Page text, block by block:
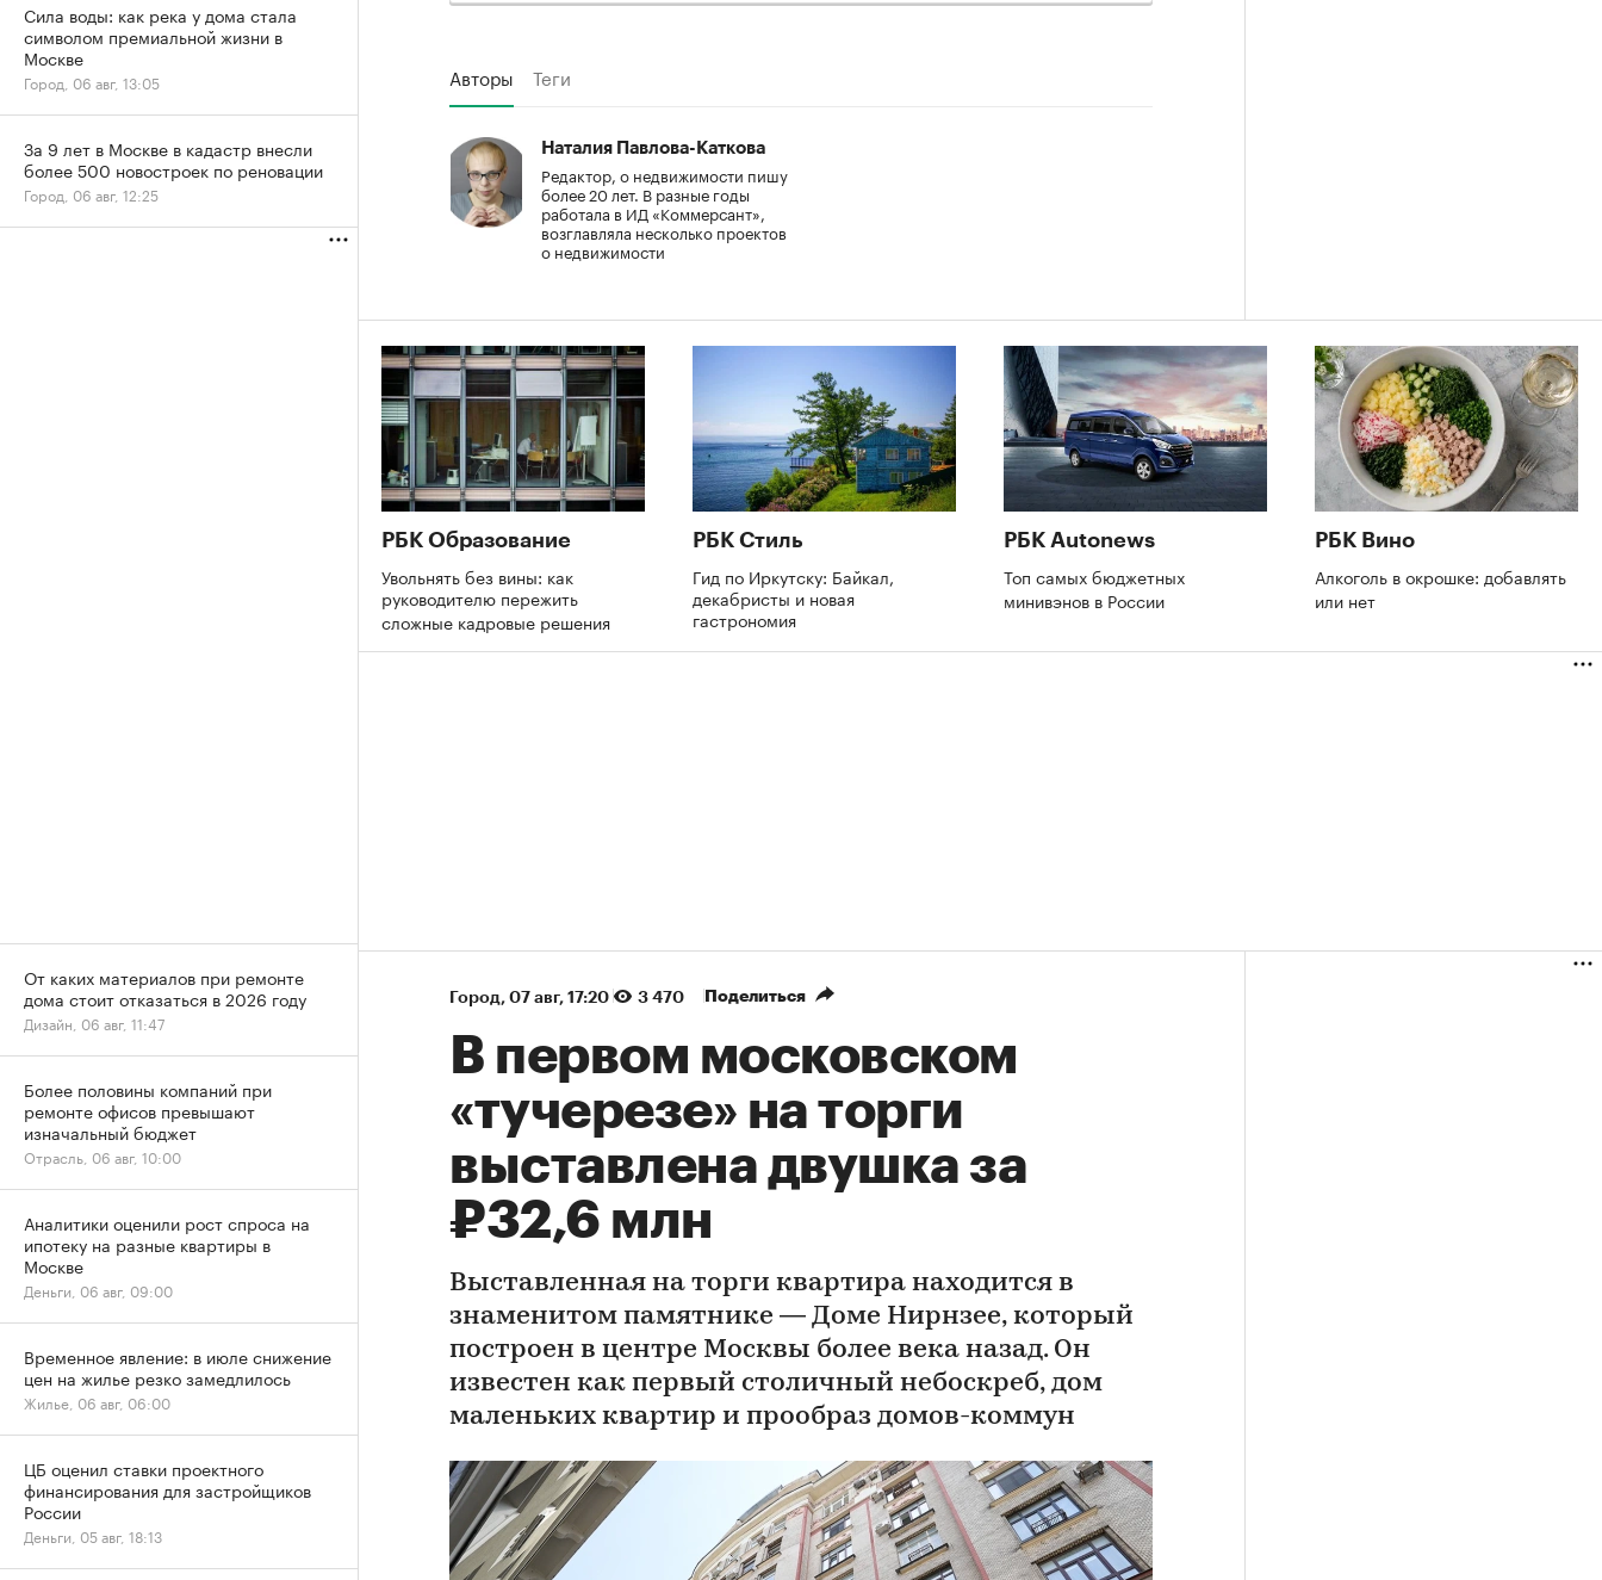
Авторы Теги
Наталия Павлова-Каткова
Редактор, о недвижимости пишу
более 20 лет. В разные годы
работала в ИД «Коммерсант»,
возглавляла несколько проектов
о недвижимости
РБК Образование
Увольнять без вины: как
руководителю пережить
сложные кадровые решения
РБК Стиль
Гид по Иркутску: Байкал,
декабристы и новая
гастрономия
РБК Autonews
Топ самых бюджетных
минивэнов в России
РБК Вино
Алкоголь в окрошке: добавлять
или нет
Город⁠, 07 авг, 17:20 3 470 Поделиться
В первом московском
«тучерезе» на торги
выставлена двушка за
₽32,6 млн
Выставленная на торги квартира находится в
знаменитом памятнике — Доме Нирнзее, который
построен в центре Москвы более века назад. Он
известен как первый столичный небоскреб, дом
маленьких квартир и прообраз домов-коммун
Сила воды: как река у дома стала
символом премиальной жизни в
Москве
Город, 06 авг, 13:05
За 9 лет в Москве в кадастр внесли
более 500 новостроек по реновации
Город, 06 авг, 12:25
От каких материалов при ремонте
дома стоит отказаться в 2026 году
Дизайн, 06 авг, 11:47
Более половины компаний при
ремонте офисов превышают
изначальный бюджет
Отрасль, 06 авг, 10:00
Аналитики оценили рост спроса на
ипотеку на разные квартиры в
Москве
Деньги, 06 авг, 09:00
Временное явление: в июле снижение
цен на жилье резко замедлилось
Жилье, 06 авг, 06:00
ЦБ оценил ставки проектного
финансирования для застройщиков
России
Деньги, 05 авг, 18:13